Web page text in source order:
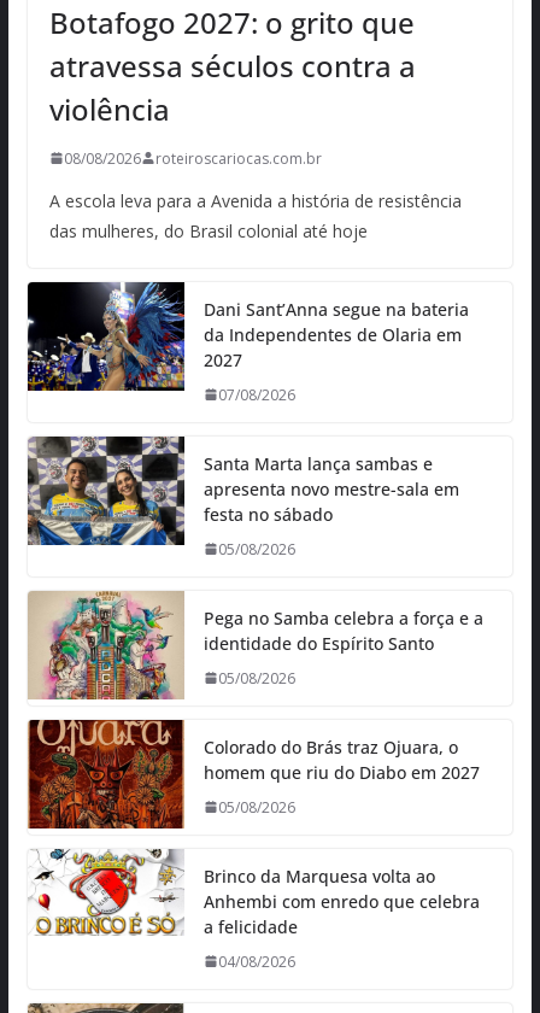
Botafogo 2027: o grito que
atravessa séculos contra a
violência
08/08/2026 roteiroscariocas.com.br
A escola leva para a Avenida a história de resistência
das mulheres, do Brasil colonial até hoje
Dani Sant’Anna segue na bateria
da Independentes de Olaria em
2027
07/08/2026
Santa Marta lança sambas e
apresenta novo mestre-sala em
festa no sábado
05/08/2026
Pega no Samba celebra a força e a
identidade do Espírito Santo
05/08/2026
Colorado do Brás traz Ojuara, o
homem que riu do Diabo em 2027
05/08/2026
Brinco da Marquesa volta ao
Anhembi com enredo que celebra
a felicidade
04/08/2026